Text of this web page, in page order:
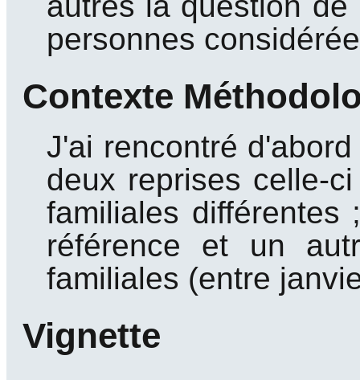
personnes
Contexte
J'ai rencontré
deux reprises celle-
familiales
référence et un
familiales (entre
Vignette